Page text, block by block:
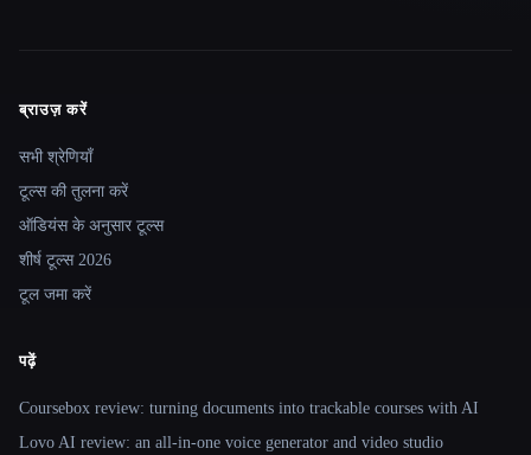
Site navigation
ब्राउज़ करें
सभी श्रेणियाँ
टूल्स की तुलना करें
ऑडियंस के अनुसार टूल्स
शीर्ष टूल्स 2026
टूल जमा करें
पढ़ें
Coursebox review: turning documents into trackable courses with AI
Lovo AI review: an all-in-one voice generator and video studio